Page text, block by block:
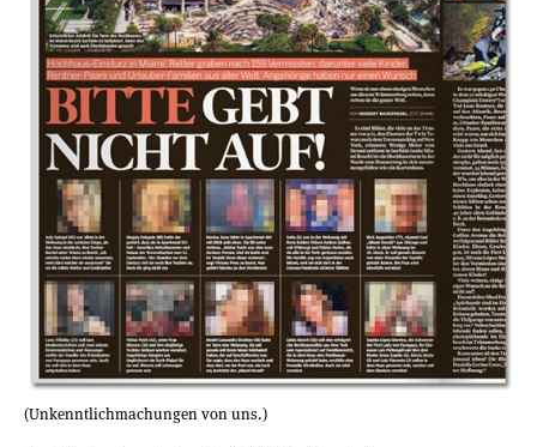
(Unkenntlichmachungen von uns.)